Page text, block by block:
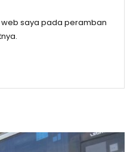
web saya pada peramban